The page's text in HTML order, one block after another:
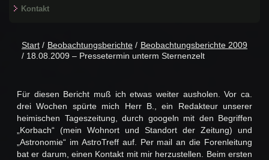
Kontakt
Start / Beobachtungsberichte/ Beobachtungsberichte 2009
/ 18.08.2009 – Pressetermin unterm Sternenzelt
Für diesen Bericht muß ich etwas weiter ausholen. Vor ca.
drei Wochen spürte mich Herr B., ein Redakteur unserer
heimischen Tageszeitung, durch googeln mit den Begriffen
„Korbach“ (mein Wohnort und Standort der Zeitung) und
„Astronomie“ im AstroTreff auf. Per mail an die Forenleitung
bat er darum, einen Kontakt mit mir herzustellen. Beim ersten